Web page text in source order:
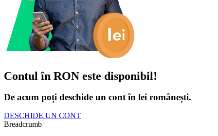
Contul în RON este disponibil!
De acum poți deschide un cont în lei românești.
DESCHIDE UN CONT
Breadcrumb